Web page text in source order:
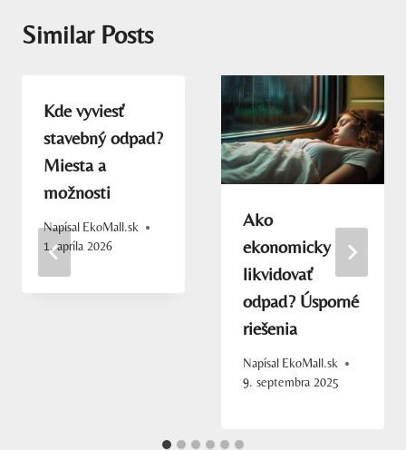
Similar Posts
Kde vyviesť
stavebný odpad?
Miesta a
možnosti
Napísal EkoMall.sk
1. apríla 2026
Ako
ekonomicky
likvidovať
odpad? Úsporné
riešenia
Napísal EkoMall.sk
9. septembra 2025